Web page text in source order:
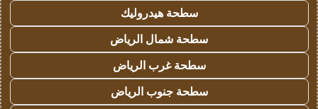
سطحة هيدروليك
سطحة شمال الرياض
سطحة غرب الرياض
سطحة جنوب الرياض